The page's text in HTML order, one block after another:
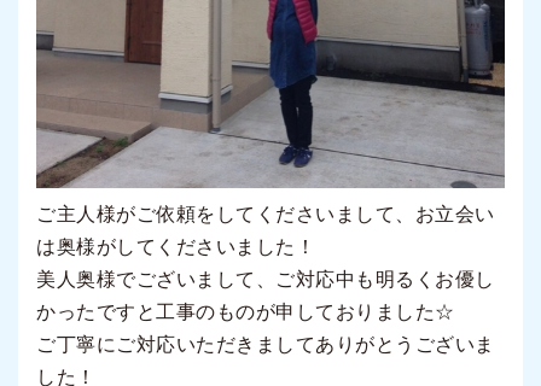
ご主人様がご依頼をしてくださいまして、お立会い
は奥様がしてくださいました！
美人奥様でございまして、ご対応中も明るくお優し
かったですと工事のものが申しておりました☆
ご丁寧にご対応いただきましてありがとうございま
した！